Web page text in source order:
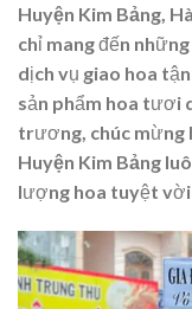
Huyện Kim Bảng,
chỉ mang đến
dịch vụ giao hoa
sản phẩm hoa tươi
trương, chúc mừng
Huyện Kim Bảng
lượng hoa tuyệt